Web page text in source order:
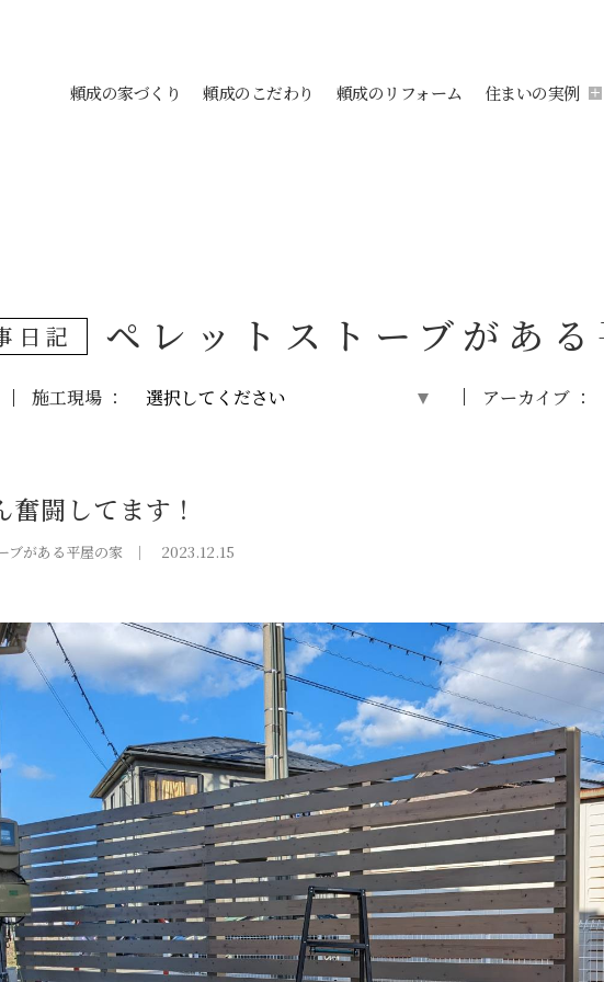
頼成の家づくり 頼成のこだわり 頼成のリフォーム 住まいの実例
日記 ペレットストーブがあ
施工現場 ： アーカイブ ：
奮闘してます！
ブがある平屋の家 2023.12.15